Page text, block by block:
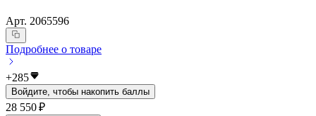
Арт. 2065596
Подробнее о товаре
+285
Войдите, чтобы накопить баллы
28 550 ₽